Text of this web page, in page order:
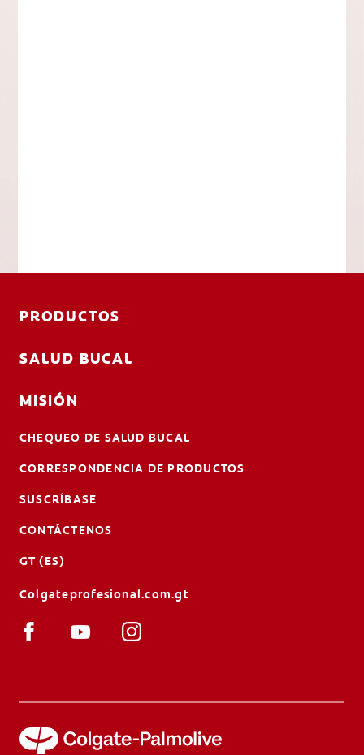
PRODUCTOS
SALUD BUCAL
MISIÓN
CHEQUEO DE SALUD BUCAL
CORRESPONDENCIA DE PRODUCTOS
SUSCRÍBASE
CONTÁCTENOS
GT (ES)
Colgateprofesional.com.gt